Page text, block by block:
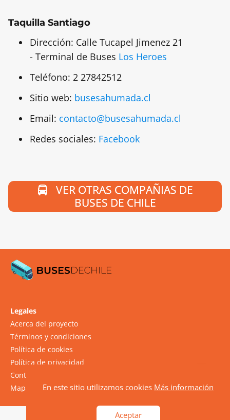
Taquilla Santiago
Dirección: Calle Tucapel Jimenez 21
- Terminal de Buses Los Heroes
Teléfono: 2 27842512
Sitio web: busesahumada.cl
Email: contacto@busesahumada.cl
Redes sociales: Facebook
VER OTRAS COMPAÑIAS DE
BUSES DE CHILE
Legales
Acerca del proyecto
Términos y condiciones
Política de cookies
Política de privacidad
Contacto
Mapa del sitioEn este sitio utilizamos cookies Más información
Aceptar